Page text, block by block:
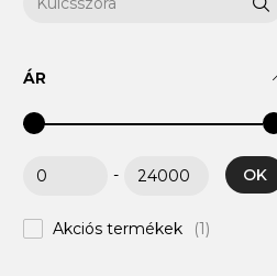
ÁR
- OK
Akciós termékek (1)